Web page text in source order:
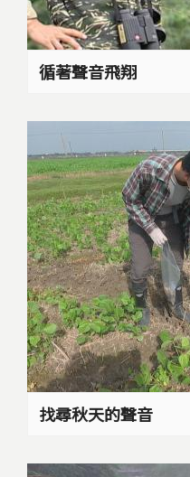
循著聲音飛翔
找尋秋天的聲音